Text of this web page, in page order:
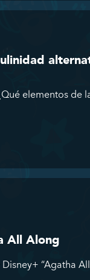
elementos de
All Along
“Agatha